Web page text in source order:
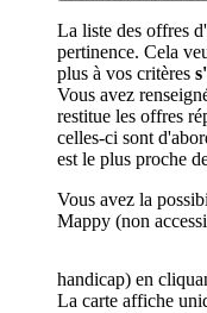
La liste des offres
pertinence. Cela
plus à vos critères
Vous avez
restitue les offres
celles-ci sont
est le plus proche
Vous avez la
Mappy (non
handicap) en
La carte affiche